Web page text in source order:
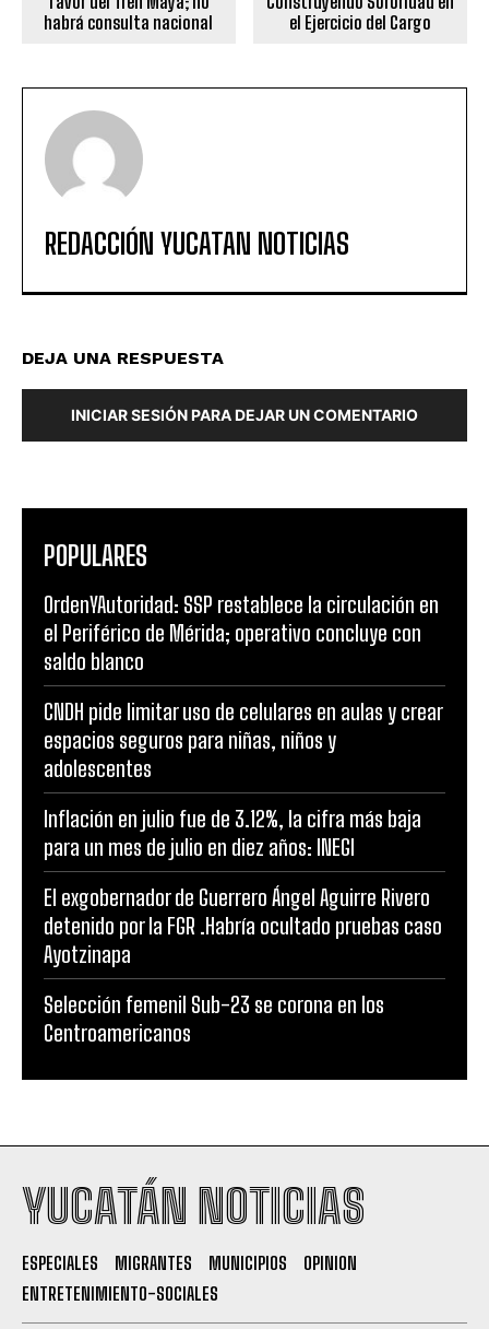
habrá consulta nacional
el Ejercicio del Cargo
REDACCIÓN YUCATAN NOTICIAS
DEJA UNA RESPUESTA
INICIAR SESIÓN PARA DEJAR UN COMENTARIO
POPULARES
OrdenYAutoridad: SSP restablece la circulación en
el Periférico de Mérida; operativo concluye con
saldo blanco
CNDH pide limitar uso de celulares en aulas y crear
espacios seguros para niñas, niños y
adolescentes
Inflación en julio fue de 3.12%, la cifra más baja
para un mes de julio en diez años: INEGI
El exgobernador de Guerrero Ángel Aguirre Rivero
detenido por la FGR .Habría ocultado pruebas caso
Ayotzinapa
Selección femenil Sub-23 se corona en los
Centroamericanos
YUCATÁN NOTICIAS
ESPECIALES MIGRANTES MUNICIPIOS
OPINION
ENTRETENIMIENTO-SOCIALES